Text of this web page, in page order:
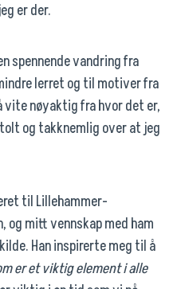
er der.
spennende vandring fra
lerret og til motiver fra
vite nøyaktig fra hvor det er,
og takknemlig over at jeg
til Lillehammer-
og mitt vennskap med ham
Han inspirerte meg til å
er et viktig element i alle